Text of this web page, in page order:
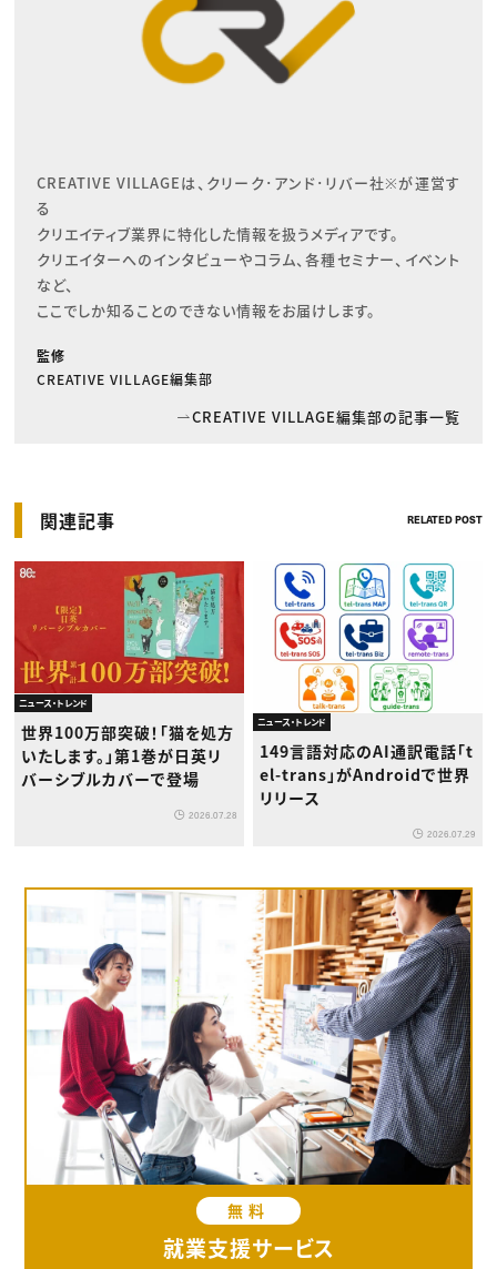
CREATIVE VILLAGEは、クリーク･アンド･リバー社※が運営す
る
クリエイティブ業界に特化した情報を扱うメディアです。
クリエイターへのインタビューやコラム、各種セミナー、イベント
など、
ここでしか知ることのできない情報をお届けします。
監修
CREATIVE VILLAGE編集部
CREATIVE VILLAGE編集部の記事一覧
関連記事 RELATED POST
ニュース・トレンド
世界100万部突破！「猫を処方
いたします。」第1巻が日英リ
バーシブルカバーで登場
2026.07.28
ニュース・トレンド
149言語対応のAI通訳電話「t
el-trans」がAndroidで世界
リリース
2026.07.29
無料
就業支援サービス